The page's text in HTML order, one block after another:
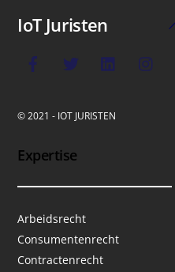
IoT Juristen
© 2021 - IOT JURISTEN
Expertise
Arbeidsrecht
Consumentenrecht
Contractenrecht